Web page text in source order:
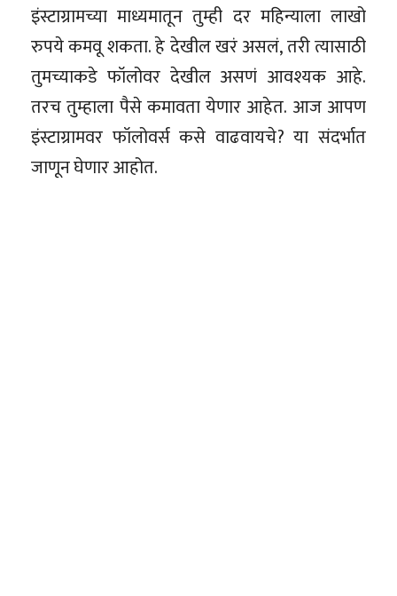
इंस्टाग्रामच्या माध्यमातून तुम्ही दर महिन्याला लाखो
रुपये कमवू शकता. हे देखील खरं असलं, तरी त्यासाठी
तुमच्याकडे फॉलोवर देखील असणं आवश्यक आहे.
तरच तुम्हाला पैसे कमावता येणार आहेत. आज आपण
इंस्टाग्रामवर फॉलोवर्स कसे वाढवायचे? या संदर्भात
जाणून घेणार आहोत.